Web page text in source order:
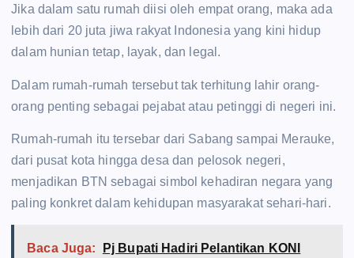
Jika dalam satu rumah diisi oleh empat orang, maka ada
lebih dari 20 juta jiwa rakyat Indonesia yang kini hidup
dalam hunian tetap, layak, dan legal.
Dalam rumah-rumah tersebut tak terhitung lahir orang-
orang penting sebagai pejabat atau petinggi di negeri ini.
Rumah-rumah itu tersebar dari Sabang sampai Merauke,
dari pusat kota hingga desa dan pelosok negeri,
menjadikan BTN sebagai simbol kehadiran negara yang
paling konkret dalam kehidupan masyarakat sehari-hari.
Baca Juga:
Pj Bupati Hadiri Pelantikan KONI